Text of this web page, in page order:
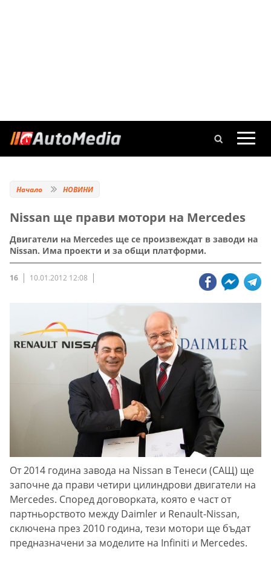
Начало НОВИНИ
Nissan ще прави мотори на Mercedes
Двигатели на Mercedes ще се произвеждат в заводи на
Nissan. Има проекти и за общи платформи.
16 10.01.2012 12:08
От 2014 година завода на Nissan в Тенеси (САЩ) ще
започне да прави четири цилиндрови двигатели на
Mercedes. Според договорката, която е част от
партньорството между Daimler и Renault-Nissan,
сключена през 2010 година, тези мотори ще бъдат
предназначени за моделите на Infiniti и Mercedes.